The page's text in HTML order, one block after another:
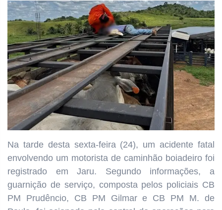
Na tarde desta sexta-feira (24), um acidente fatal
envolvendo um motorista de caminhão boiadeiro foi
registrado em Jaru. Segundo informações, a
guarnição de serviço, composta pelos policiais CB
PM Prudêncio, CB PM Gilmar e CB PM M. de